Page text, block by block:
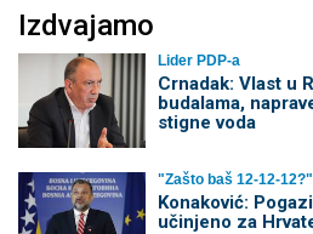
Izdvajamo
Lider PDP-a
Crnadak: Vlast u
budalama,
stigne voda
"Zašto baš 12-12-12?"
Konaković:
učinjeno za